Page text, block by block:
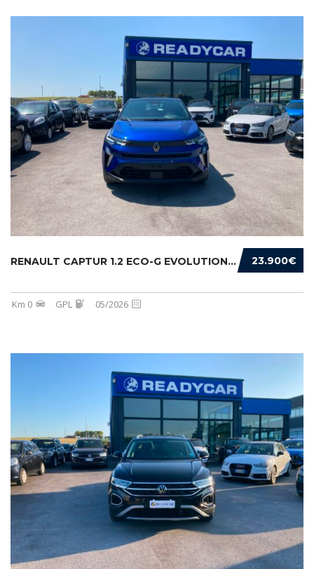
23.900€
RENAULT CAPTUR 1.2 ECO-G EVOLUTION 120CV
Km 0 GPL 05/2026